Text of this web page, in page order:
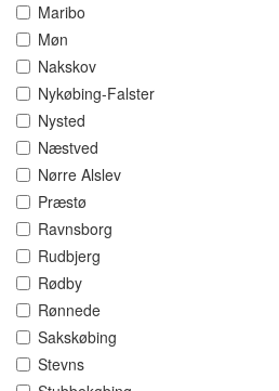
Maribo
Møn
Nakskov
Nykøbing-Falster
Nysted
Næstved
Nørre Alslev
Præstø
Ravnsborg
Rudbjerg
Rødby
Rønnede
Sakskøbing
Stevns